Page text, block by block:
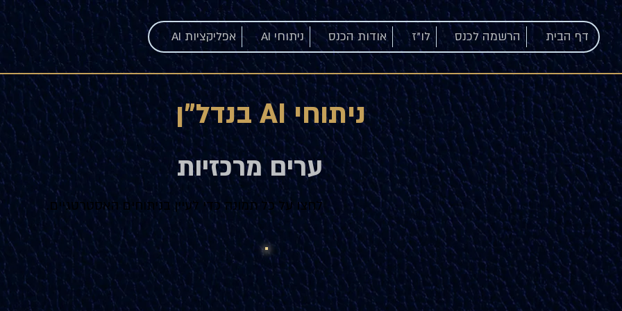
דף הבית הרשמה לכנס לו"ז אודות הכנס ניתוחי AI אפליקציות AI
ניתוחי AI בנדל"ן
ערים מרכזיות
לחצו על כל תמונה כדי לעיין בניתוחים האסטרטגיים.